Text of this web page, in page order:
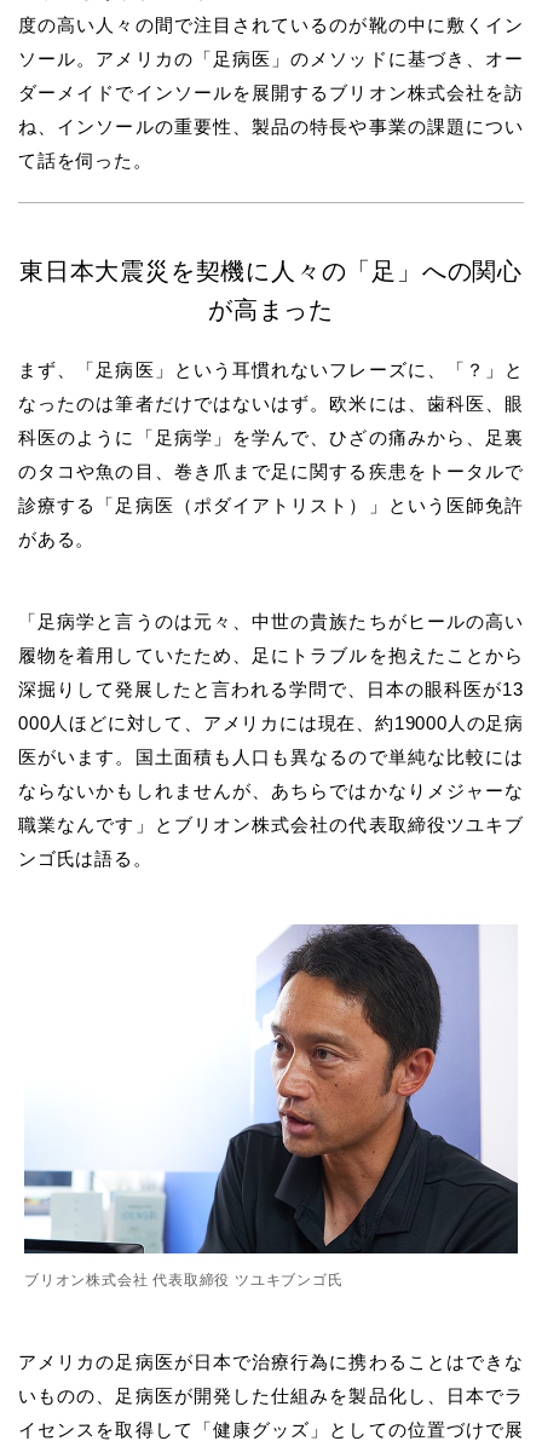
度の高い人々の間で注目されているのが靴の中に敷くイン
ソール。アメリカの「足病医」のメソッドに基づき、オー
ダーメイドでインソールを展開するブリオン株式会社を訪
ね、インソールの重要性、製品の特長や事業の課題につい
て話を伺った。
東日本大震災を契機に人々の「足」への関心
が高まった
まず、「足病医」という耳慣れないフレーズに、「？」と
なったのは筆者だけではないはず。欧米には、歯科医、眼
科医のように「足病学」を学んで、ひざの痛みから、足裏
のタコや魚の目、巻き爪まで足に関する疾患をトータルで
診療する「足病医（ポダイアトリスト）」という医師免許
がある。
「足病学と言うのは元々、中世の貴族たちがヒールの高い
履物を着用していたため、足にトラブルを抱えたことから
深掘りして発展したと言われる学問で、日本の眼科医が13
000人ほどに対して、アメリカには現在、約19000人の足病
医がいます。国土面積も人口も異なるので単純な比較には
ならないかもしれませんが、あちらではかなりメジャーな
職業なんです」とブリオン株式会社の代表取締役ツユキブ
ンゴ氏は語る。
ブリオン株式会社 代表取締役 ツユキブンゴ氏
アメリカの足病医が日本で治療行為に携わることはできな
いものの、足病医が開発した仕組みを製品化し、日本でラ
イセンスを取得して「健康グッズ」としての位置づけで展